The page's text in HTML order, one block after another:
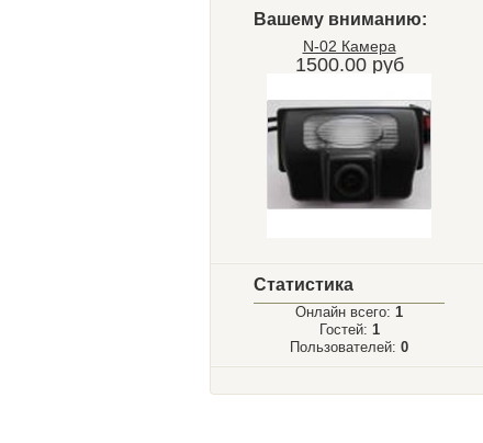
Вашему вниманию:
N-02 Камера
1500.00 руб
Статистика
Онлайн всего: 1
Гостей: 1
Пользователей: 0